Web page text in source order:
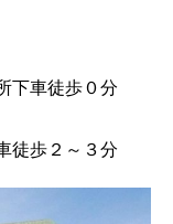
下車徒歩０分
歩２～３分